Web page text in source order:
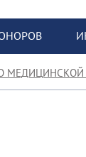
МЕДИЦИНСКОЙ